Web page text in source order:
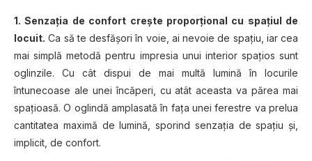
1. Senzaţia de confort creşte proporţional cu spaţiul de
locuit. Ca să te desfăşori în voie, ai nevoie de spaţiu, iar cea
mai simplă metodă pentru impresia unui interior spaţios sunt
oglinzile. Cu cât dispui de mai multă lumină în locurile
întunecoase ale unei încăperi, cu atât aceasta va părea mai
spaţioasă. O oglindă amplasată în faţa unei ferestre va prelua
cantitatea maximă de lumină, sporind senzaţia de spaţiu şi,
implicit, de confort.